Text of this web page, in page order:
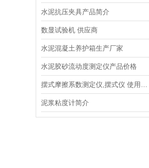
水泥抗压夹具产品简介
数显试验机 供应商
水泥混凝土养护箱生产厂家
水泥胶砂流动度测定仪产品价格
泥浆粘度计简介